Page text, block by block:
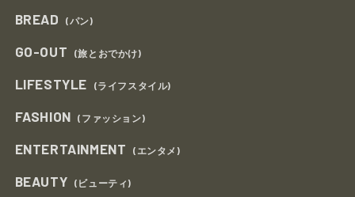
BREAD (パン)
GO-OUT (旅とおでかけ)
LIFESTYLE (ライフスタイル)
FASHION (ファッション)
ENTERTAINMENT (エンタメ)
BEAUTY (ビューティ)